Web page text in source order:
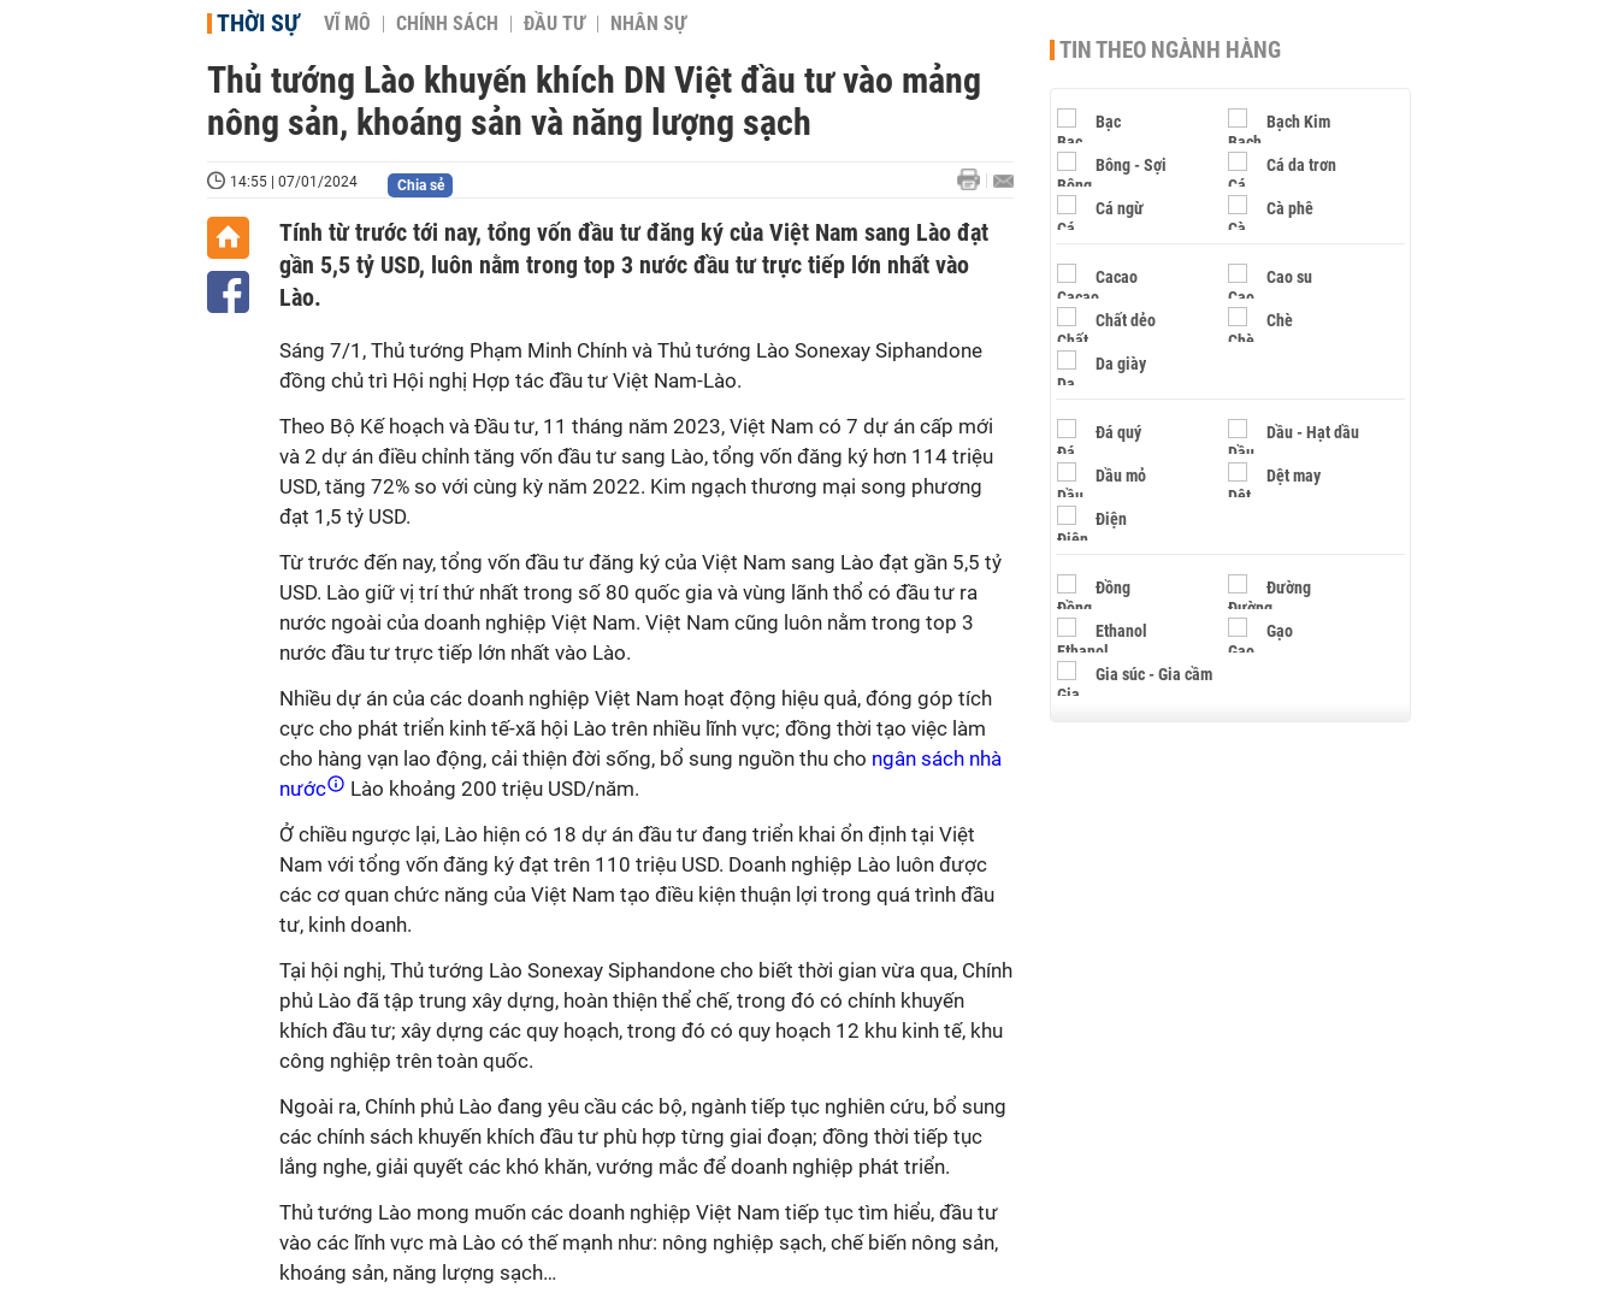
THỜI SỰ VĨ MÔ CHÍNH SÁCH ĐẦU TƯ NHÂN SỰ
Thủ tướng Lào khuyến khích DN Việt đầu tư vào mảng
nông sản, khoáng sản và năng lượng sạch
14:55 | 07/01/2024 Chia sẻ
Tính từ trước tới nay, tổng vốn đầu tư đăng ký của Việt Nam sang Lào đạt
gần 5,5 tỷ USD, luôn nằm trong top 3 nước đầu tư trực tiếp lớn nhất vào
Lào.
Sáng 7/1, Thủ tướng Phạm Minh Chính và Thủ tướng Lào Sonexay Siphandone
đồng chủ trì Hội nghị Hợp tác đầu tư Việt Nam-Lào.
Theo Bộ Kế hoạch và Đầu tư, 11 tháng năm 2023, Việt Nam có 7 dự án cấp mới
và 2 dự án điều chỉnh tăng vốn đầu tư sang Lào, tổng vốn đăng ký hơn 114 triệu
USD, tăng 72% so với cùng kỳ năm 2022. Kim ngạch thương mại song phương
đạt 1,5 tỷ USD.
Từ trước đến nay, tổng vốn đầu tư đăng ký của Việt Nam sang Lào đạt gần 5,5 tỷ
USD. Lào giữ vị trí thứ nhất trong số 80 quốc gia và vùng lãnh thổ có đầu tư ra
nước ngoài của doanh nghiệp Việt Nam. Việt Nam cũng luôn nằm trong top 3
nước đầu tư trực tiếp lớn nhất vào Lào.
Nhiều dự án của các doanh nghiệp Việt Nam hoạt động hiệu quả, đóng góp tích
cực cho phát triển kinh tế-xã hội Lào trên nhiều lĩnh vực; đồng thời tạo việc làm
cho hàng vạn lao động, cải thiện đời sống, bổ sung nguồn thu cho ngân sách nhà
nước
Lào khoảng 200 triệu USD/năm.
Ở chiều ngược lại, Lào hiện có 18 dự án đầu tư đang triển khai ổn định tại Việt
Nam với tổng vốn đăng ký đạt trên 110 triệu USD. Doanh nghiệp Lào luôn được
các cơ quan chức năng của Việt Nam tạo điều kiện thuận lợi trong quá trình đầu
tư, kinh doanh.
Tại hội nghị, Thủ tướng Lào Sonexay Siphandone cho biết thời gian vừa qua, Chính
phủ Lào đã tập trung xây dựng, hoàn thiện thể chế, trong đó có chính khuyến
khích đầu tư; xây dựng các quy hoạch, trong đó có quy hoạch 12 khu kinh tế, khu
công nghiệp trên toàn quốc.
Ngoài ra, Chính phủ Lào đang yêu cầu các bộ, ngành tiếp tục nghiên cứu, bổ sung
các chính sách khuyến khích đầu tư phù hợp từng giai đoạn; đồng thời tiếp tục
lắng nghe, giải quyết các khó khăn, vướng mắc để doanh nghiệp phát triển.
Thủ tướng Lào mong muốn các doanh nghiệp Việt Nam tiếp tục tìm hiểu, đầu tư
vào các lĩnh vực mà Lào có thế mạnh như: nông nghiệp sạch, chế biến nông sản,
khoáng sản, năng lượng sạch…
TIN THEO NGÀNH HÀNG
Bạc Bạch Kim
Bông - Sợi Cá da trơn
Cá ngừ Cà phê
Cacao Cao su
Chất dẻo Chè
Da giày
Đá quý Dầu - Hạt dầu
Dầu mỏ Dệt may
Điện
Đồng Đường
Ethanol Gạo
Gia súc - Gia cầm